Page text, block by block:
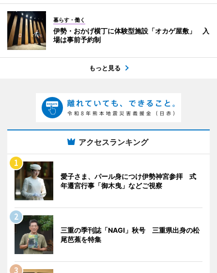
暮らす・働く
伊勢・おかげ横丁に体験型施設「オカゲ屋敷」 入
場は事前予約制
もっと見る
アクセスランキング
愛子さま、パール身につけ伊勢神宮参拝 式
年遷宮行事「御木曳」などご視察
三重の季刊誌「NAGI」秋号 三重県出身の松
尾芭蕉を特集